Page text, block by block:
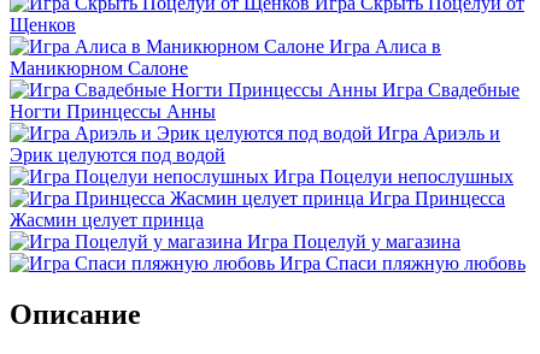
Щенков
Игра Алиса в
Маникюрном Салоне
Игра Свадебные
Ногти Принцессы Анны
Игра Ариэль и
Эрик целуются под водой
Игра Поцелуи непослушных
Игра Принцесса
Жасмин целует принца
Игра Поцелуй у магазина
Игра Спаси пляжную любовь
Описание